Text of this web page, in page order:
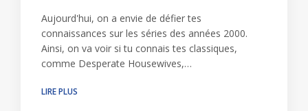
Aujourd'hui, on a envie de défier tes
connaissances sur les séries des années 2000.
Ainsi, on va voir si tu connais tes classiques,
comme Desperate Housewives,…
LIRE PLUS